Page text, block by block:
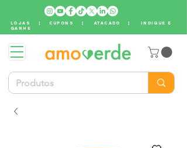
LOJAS | CUPONS |ATACADO | INDIQUE E
GANHE